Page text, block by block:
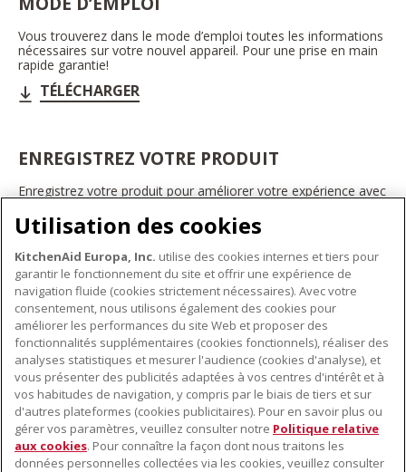
Vous trouverez dans le mode d’emploi toutes les informations
nécessaires sur votre nouvel appareil. Pour une prise en main
rapide garantie!
TÉLÉCHARGER
ENREGISTREZ VOTRE PRODUIT
Enregistrez votre produit pour améliorer votre expérience avec
bénéficier d'offres et de promotions exclusives, recevoir des
conseils et des astuces, et bien plus encore.
INSCRIVEZ-VOUS DÈS À PRÉSENT
À PROPOS DE KITCHENAID
À propos de KitchenAid
Histoire de la marque
Communiqués de presse
ODR
NOS PRODUITS
Petits électroménagers
Matériel de cuisine
SERVICE CLIENT
Utilisation des cookies
KitchenAid Europa, Inc. utilise des cookies internes et tiers pour
garantir le fonctionnement du site et offrir une expérience de
navigation fluide (cookies strictement nécessaires). Avec votre
consentement, nous utilisons également des cookies pour
améliorer les performances du site Web et proposer des
fonctionnalités supplémentaires (cookies fonctionnels), réaliser des
analyses statistiques et mesurer l'audience (cookies d'analyse), et
vous présenter des publicités adaptées à vos centres d'intérêt et à
vos habitudes de navigation, y compris par le biais de tiers et sur
d'autres plateformes (cookies publicitaires). Pour en savoir plus ou
gérer vos paramètres, veuillez consulter notre Politique relative
aux cookies. Pour connaître la façon dont nous traitons les
données personnelles collectées via les cookies, veuillez consulter